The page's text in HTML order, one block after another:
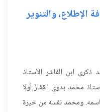
الإطلاع، والتنوير
ذكرى ابن الفاشر الأستاذ
محمد بدوي القِفازَ أولا
باسمه. ومحمد نفسه من خيرة